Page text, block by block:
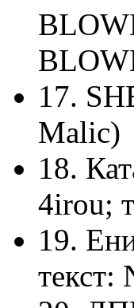
17.
Malic)
18.
4irou;
19.
текст: